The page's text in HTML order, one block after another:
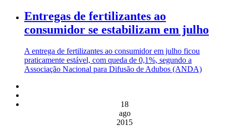
Entregas de fertilizantes ao
consumidor se estabilizam em julho
A entrega de fertilizantes ao consumidor em julho ficou
praticamente estável, com queda de 0,1%, segundo a
Associação Nacional para Difusão de Adubos (ANDA)
18
ago
2015